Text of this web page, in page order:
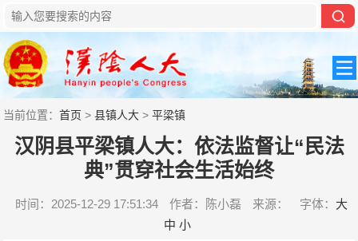
当前位置：首页 >县镇人大 >平梁镇
汉阴县平梁镇人大：依法监督让“民法
典”贯穿社会生活始终
时间：2025-12-29 17:51:34 作者：陈小磊 来源： 字体： 大
中 小